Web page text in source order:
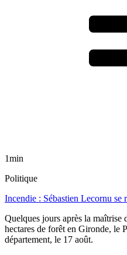
1min
Politique
Incendie : Sébastien Lecornu se
Quelques jours après la
hectares de forêt en Gironde, le
département, le 17 août.